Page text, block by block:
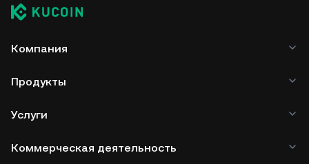
Компания
Продукты
Услуги
Коммерческая деятельность